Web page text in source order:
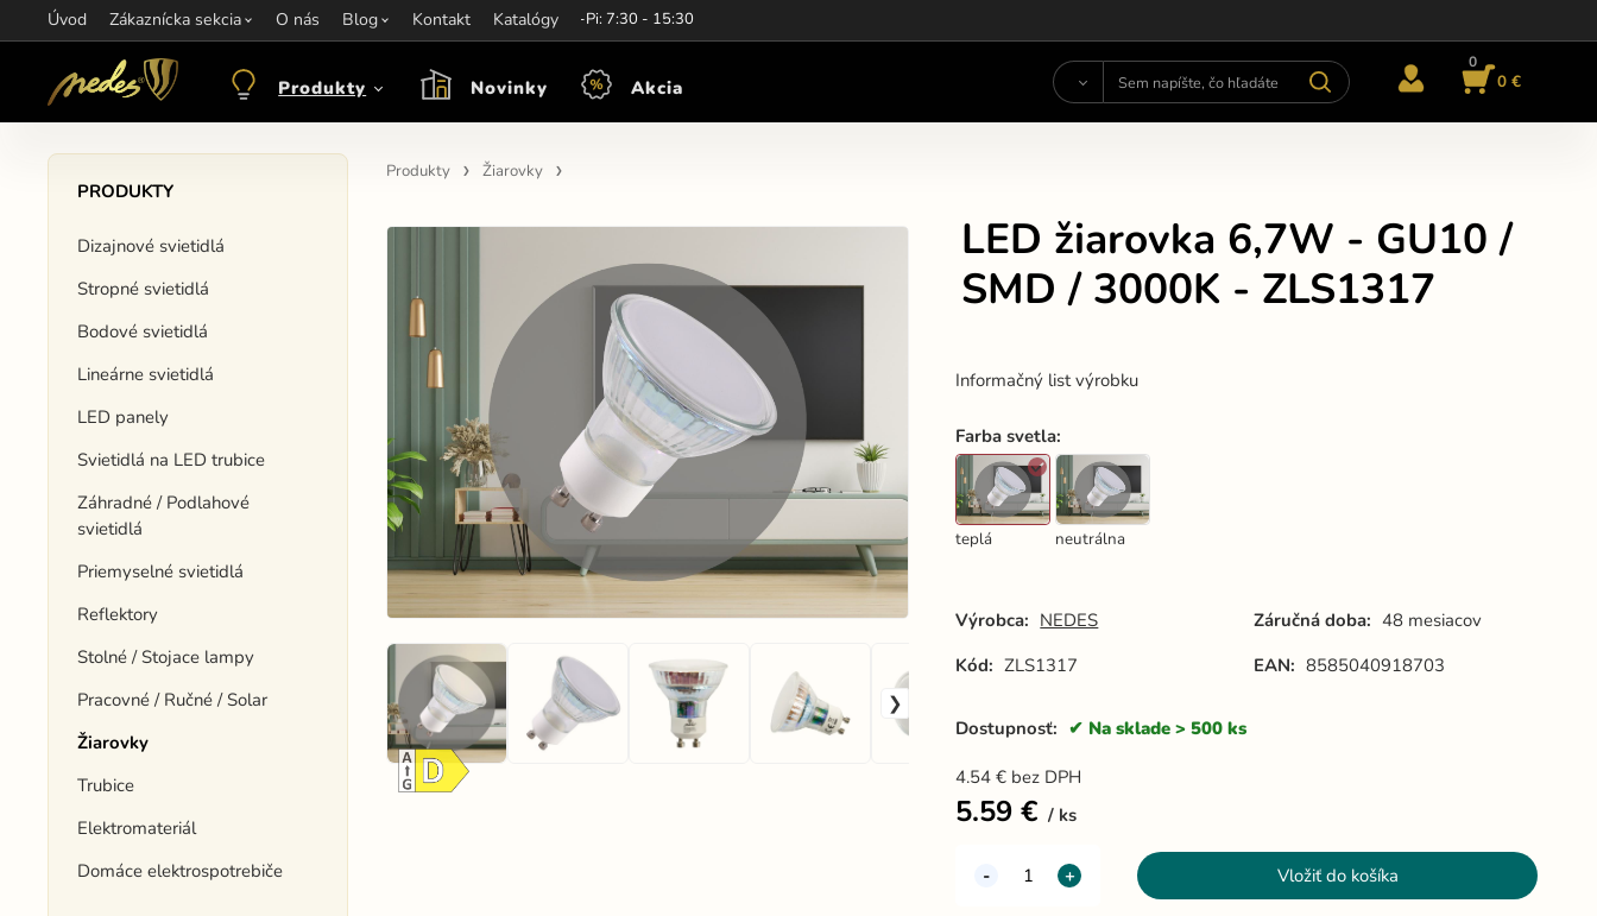
Úvod Zákaznícka sekcia O nás Blog Kontakt Katalógy
Informácie:info@nedes.sk Kontakt:+421 907 263 473Otváracie hodiny: Po-Pi: 7:30 - 15:30
Produkty Novinky Akcia
0
0 €
PRODUKTY
Dizajnové svietidlá
Stropné svietidlá
Bodové svietidlá
Lineárne svietidlá
LED panely
Svietidlá na LED trubice
Záhradné / Podlahové
svietidlá
Priemyselné svietidlá
Reflektory
Stolné / Stojace lampy
Pracovné / Ručné / Solar
Žiarovky
Trubice
Elektromateriál
Domáce elektrospotrebiče
Produkty Žiarovky
LED žiarovka 6,7W - GU10 /
SMD / 3000K - ZLS1317
Informačný list výrobku
Farba svetla:
teplá neutrálna
Výrobca: NEDES Záručná doba: 48 mesiacov
Kód: ZLS1317 EAN: 8585040918703
Dostupnosť: Na sklade > 500 ks
4.54 € bez DPH
5.59 € ks